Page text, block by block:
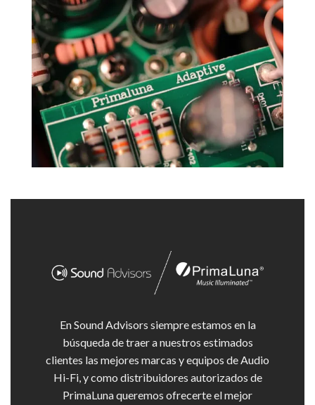
En Sound Advisors siempre estamos en la
búsqueda de traer a nuestros estimados
clientes las mejores marcas y equipos de Audio
Hi-Fi, y como distribuidores autorizados de
PrimaLuna queremos ofrecerte el mejor